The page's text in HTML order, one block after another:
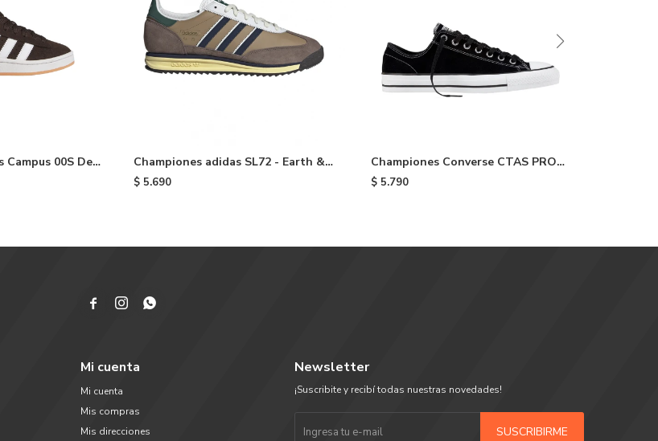
Campus 00S De
Championes adidas SL72 - Earth &
Night Indigo
$ 5.690
Championes Converse CTAS PRO
OX - Black
$ 5.790
Mi cuenta
Mi cuenta
Mis compras
Mis direcciones
  
Newsletter
¡Suscribite y recibí todas nuestras novedades!
SUSCRIBIRME